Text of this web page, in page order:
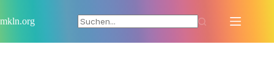
Inhalt
springen
mkln.org